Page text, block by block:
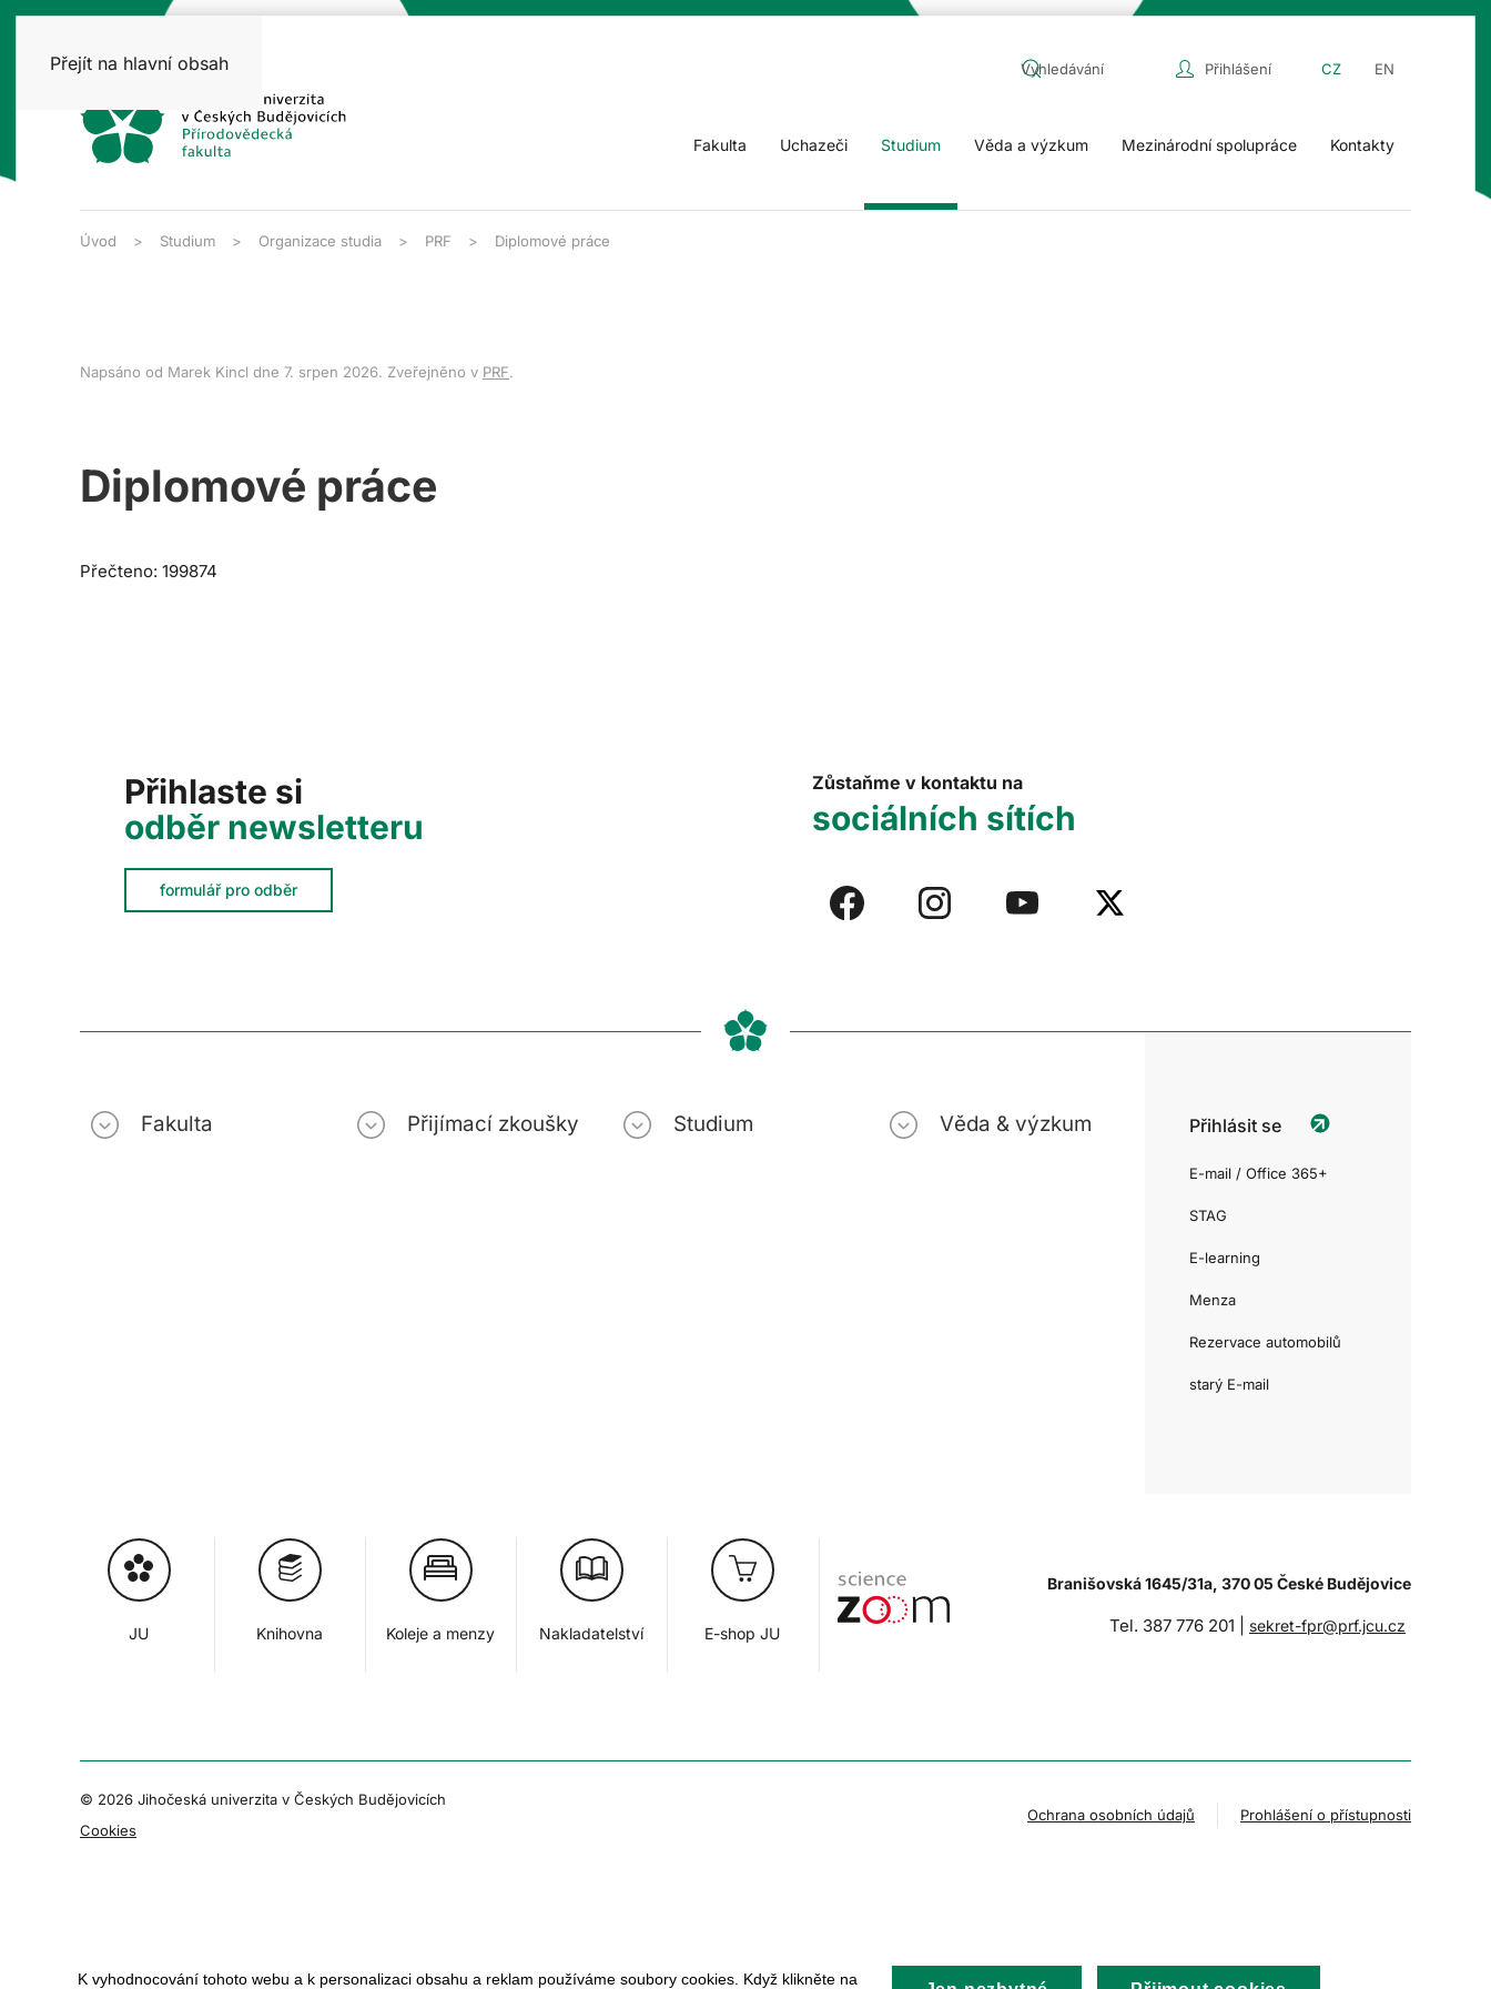
Přejít na hlavní obsah Přihlášení CZ EN
Fakulta Uchazeči Studium Věda a výzkum Mezinárodní spolupráce Kontakty
Úvod Studium Organizace studia PRF Diplomové práce
Napsáno od Marek Kincl dne 7. srpen 2026. Zveřejněno v PRF.
Diplomové práce
Přečteno: 199874
Přihlaste si
odběr newsletteru
formulář pro odběr
Zůstaňme v kontaktu na
sociálních sítích
Fakulta Přijímací zkoušky Studium Věda & výzkum Přihlásit se
E-mail / Office 365+
STAG
E-learning
Menza
Rezervace automobilů
starý E-mail
JU Knihovna Koleje a menzy Nakladatelství E-shop JU
Branišovská 1645/31a, 370 05 České Budějovice
Tel. 387 776 201 | sekret-fpr@prf.jcu.cz
© 2026 Jihočeská univerzita v Českých Budějovicích
Cookies
Ochrana osobních údajů Prohlášení o přístupnosti
K vyhodnocování tohoto webu a k personalizaci obsahu a reklam používáme soubory cookies. Když klikněte na